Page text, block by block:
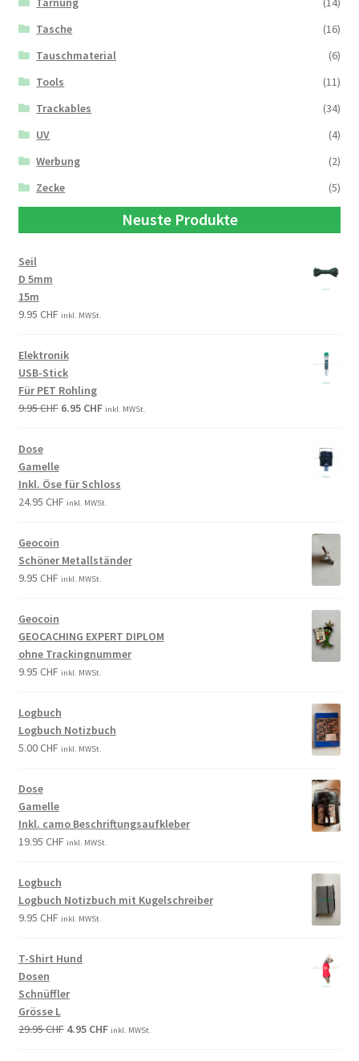
Tasche
(16)
Tauschmaterial
(6)
Tools
(11)
Trackables
(34)
UV
(4)
Werbung
(2)
Zecke
(5)
Neuste Produkte
Seil
D 5mm
15m
9.95 CHF inkl. MWSt.
Elektronik
USB-Stick
Für PET Rohling
9.95CHF 6.95 CHF inkl. MWSt.
Dose
Gamelle
Inkl. Öse für Schloss
24.95 CHF inkl. MWSt.
Geocoin
Schöner Metallständer
9.95 CHF inkl. MWSt.
Geocoin
GEOCACHING EXPERT DIPLOM
ohne Trackingnummer
9.95 CHF inkl. MWSt.
Logbuch
Logbuch Notizbuch
5.00CHF inkl. MWSt.
Dose
Gamelle
Inkl. camo Beschriftungsaufkleber
19.95 CHF inkl. MWSt.
Logbuch
Logbuch Notizbuch mit Kugelschreiber
9.95 CHF inkl. MWSt.
T-Shirt Hund
Dosen
Schnüffler
Grösse L
29.95CHF 4.95 CHF inkl. MWSt.